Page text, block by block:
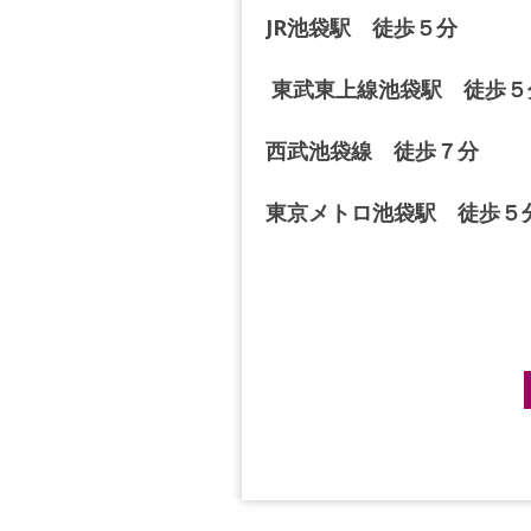
JR池袋駅 徒歩５分
東武東上線池袋駅 徒歩５
西武池袋線 徒歩７分
東京メトロ池袋駅 徒歩５